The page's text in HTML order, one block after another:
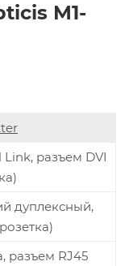
M1-
Link, разъем DVI
дуплексный,
разъем RJ45